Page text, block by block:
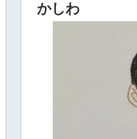
かしわ